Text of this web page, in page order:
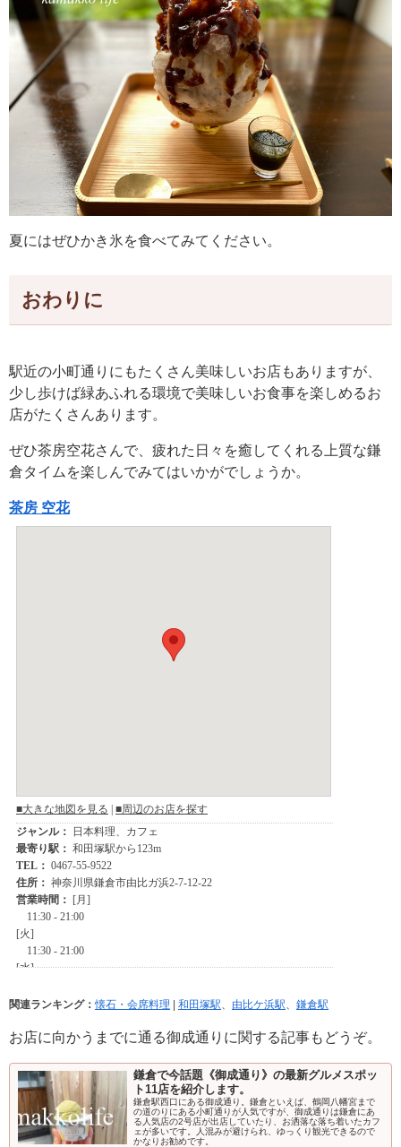
夏にはぜひかき氷を食べてみてください。
おわりに
駅近の小町通りにもたくさん美味しいお店もありますが、
少し歩けば緑あふれる環境で美味しいお食事を楽しめるお
店がたくさんあります。
ぜひ茶房空花さんで、疲れた日々を癒してくれる上質な鎌
倉タイムを楽しんでみてはいかがでしょうか。
茶房 空花
関連ランキング：懐石・会席料理 | 和田塚駅 由比ケ浜駅 鎌倉駅
お店に向かうまでに通る御成通りに関する記事もどうぞ。
鎌倉で今話題《御成通り》の最新グルメスポッ
ト11店を紹介します。
鎌倉駅西口にある御成通り。鎌倉といえば、鶴岡八幡宮まで
の道のりにある小町通りが人気ですが、御成通りは鎌倉にあ
る人気店の2号店が出店していたり、お洒落な落ち着いたカフ
ェが多いです。人混みが避けられ、ゆっくり観光できるので
かなりお勧めです。